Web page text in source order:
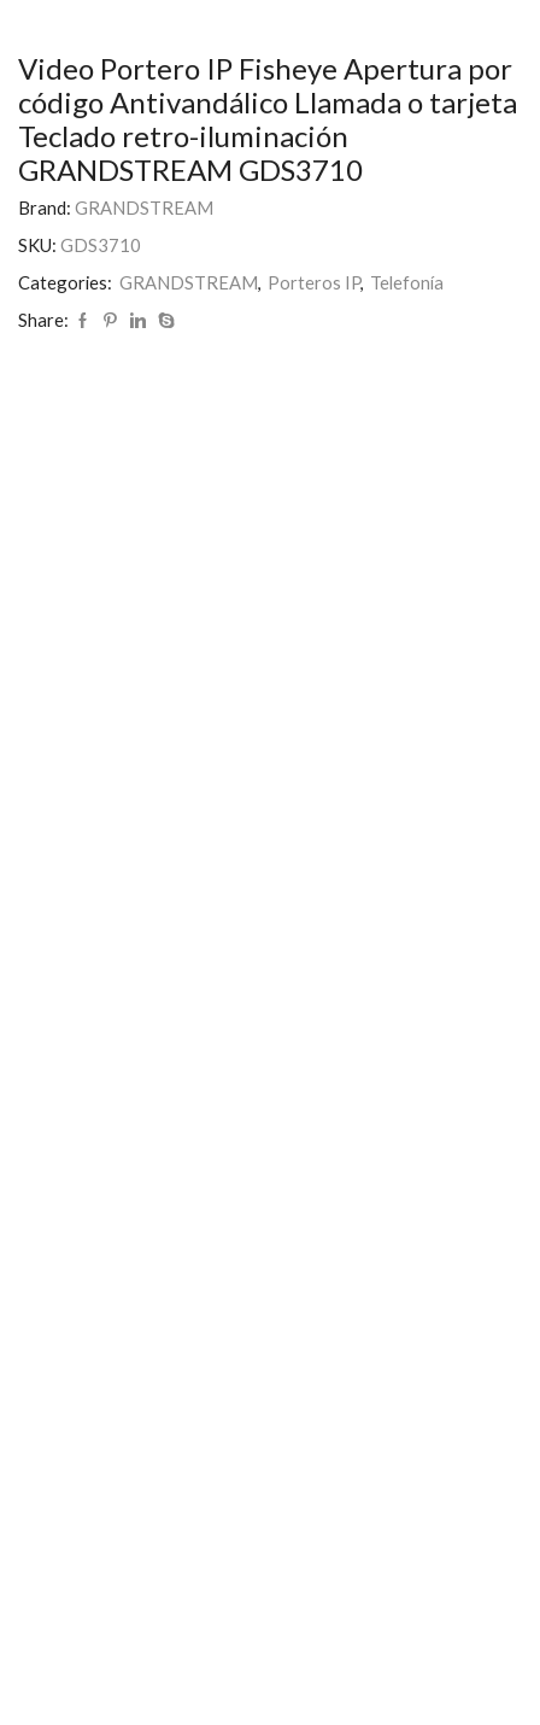
Video Portero IP Fisheye Apertura por
código Antivandálico Llamada o tarjeta
Teclado retro-iluminación
GRANDSTREAM GDS3710
Brand: GRANDSTREAM
SKU: GDS3710
Categories: GRANDSTREAM, Porteros IP, Telefonía
Share: